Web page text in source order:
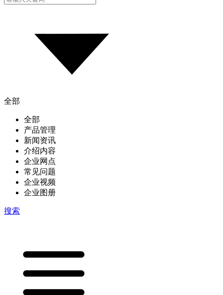
全部
全部
产品管理
新闻资讯
介绍内容
企业网点
常见问题
企业视频
企业图册
搜索